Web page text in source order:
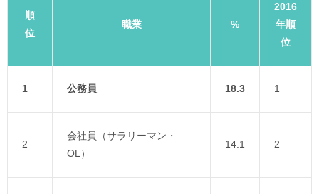
順
位
職業 %
2016
年順
位
1 公務員 18.3 1
2
会社員（サラリーマン・
OL）
14.1 2